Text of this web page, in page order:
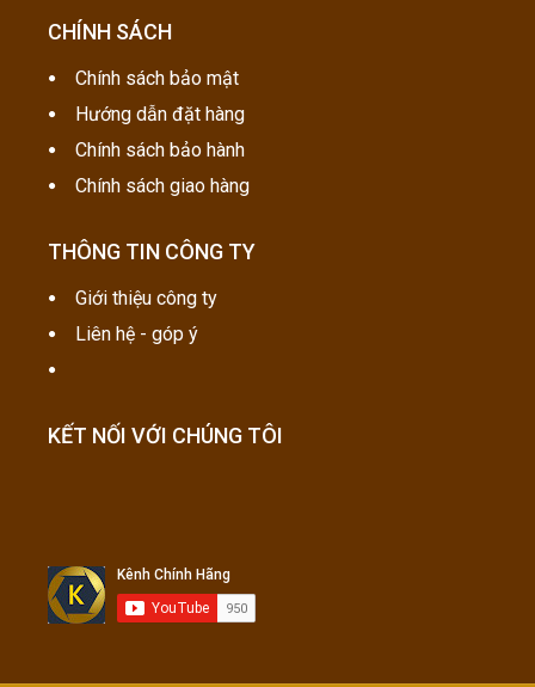
CHÍNH SÁCH
Chính sách bảo mật
Hướng dẫn đặt hàng
Chính sách bảo hành
Chính sách giao hàng
THÔNG TIN CÔNG TY
Giới thiệu công ty
Liên hệ - góp ý
KẾT NỐI VỚI CHÚNG TÔI